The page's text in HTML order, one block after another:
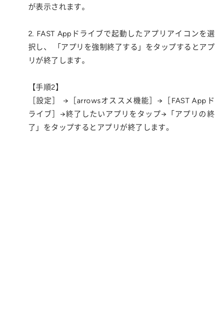
が表示されます。
2. FAST Appドライブで起動したアプリアイコンを選
択し、 「アプリを強制終了する」をタップするとアプ
リが終了します。
【手順2】
［設定］ →［arrowsオススメ機能］→［FAST Appド
ライブ］→終了したいアプリをタップ→「アプリの終
了」をタップするとアプリが終了します。